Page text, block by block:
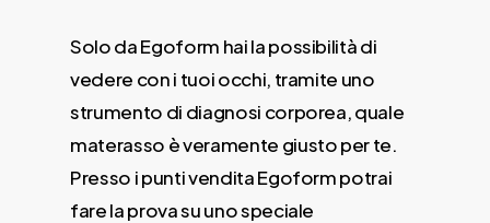
Solo da Egoform hai la possibilità di
vedere con i tuoi occhi, tramite uno
strumento di diagnosi corporea, quale
materasso è veramente giusto per te.
Presso i punti vendita Egoform potrai
fare la prova su uno speciale